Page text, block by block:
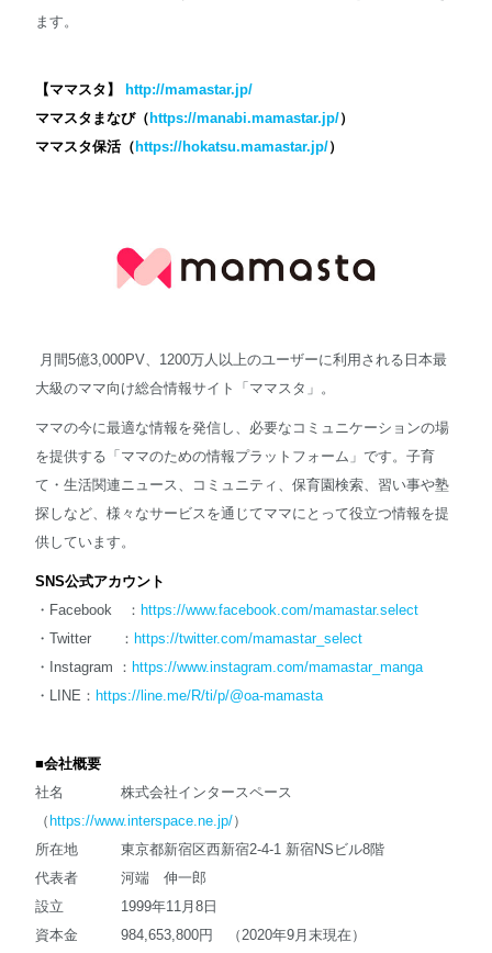
ます。
【ママスタ】
http://mamastar.jp/
ママスタまなび（ https://manabi.mamastar.jp/）
ママスタ保活（ https://hokatsu.mamastar.jp/）
月間5億3,000PV、1200万人以上のユーザーに利用される日本最
大級のママ向け総合情報サイト「ママスタ」。
ママの今に最適な情報を発信し、必要なコミュニケーションの場
を提供する「ママのための情報プラットフォーム」です。子育
て・生活関連ニュース、コミュニティ、保育園検索、習い事や塾
探しなど、様々なサービスを通じてママにとって役立つ情報を提
供しています。
SNS公式アカウント
・Facebook ： https://www.facebook.com/mamastar.select
・Twitter ： https://twitter.com/mamastar_select
・Instagram ： https://www.instagram.com/mamastar_manga
・LINE： https://line.me/R/ti/p/@oa-mamasta
■会社概要
社名 株式会社インタースペース
（https://www.interspace.ne.jp/）
所在地 東京都新宿区西新宿2-4-1 新宿NSビル8階
代表者 河端 伸一郎
設立 1999年11月8日
資本金 984,653,800円 （2020年9月末現在）